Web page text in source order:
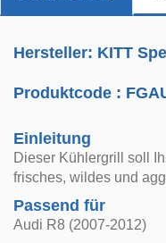
Hersteller: KITT
Produktcode :
Einleitung
Dieser Kühlergrill soll
frisches, wildes und
Passend für
Audi R8 (2007-2012)